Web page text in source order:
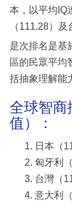
本，以平均IQ
（111.28）及
是次排名是基
區的民眾平均
括抽象理解能
全球智商
值）：
日本（
匈牙利
台灣（
意大利